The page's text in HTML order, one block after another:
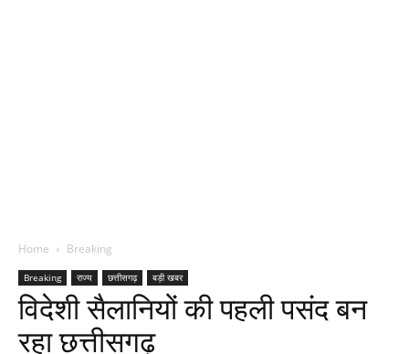
Home Breaking
Breaking राज्य छत्तीसगढ़ बड़ी खबर
विदेशी सैलानियों की पहली पसंद बन
रहा छत्तीसगढ़